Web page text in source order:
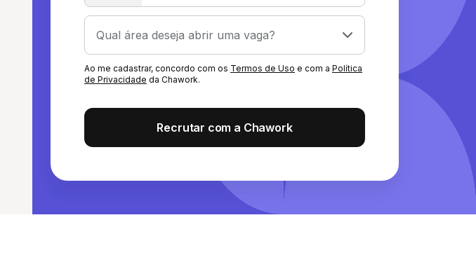
Ao me cadastrar, concordo com os Termos de Uso e com a Política
de Privacidade da Chawork.
Recrutar com a Chawork